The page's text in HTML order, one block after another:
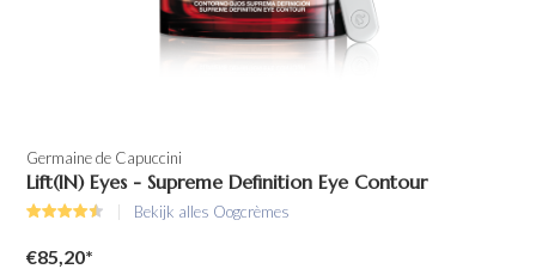
Germaine de Capuccini
Lift(IN) Eyes - Supreme Definition Eye Contour
Bekijk alles Oogcrèmes
€85,20*